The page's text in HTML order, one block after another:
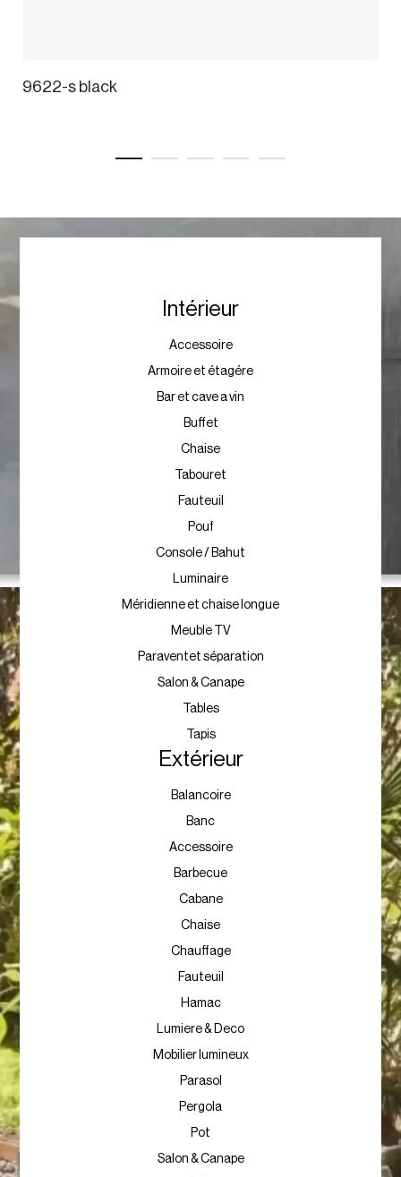
9622-s black
Intérieur
Accessoire
Armoire et étagére
Bar et cave a vin
Buffet
Chaise
Tabouret
Fauteuil
Pouf
Console / Bahut
Luminaire
Méridienne et chaise longue
Meuble TV
Paraventet séparation
Salon & Canape
Tables
Tapis
Extérieur
Balancoire
Banc
Accessoire
Barbecue
Cabane
Chaise
Chauffage
Fauteuil
Hamac
Lumiere & Deco
Mobilier lumineux
Parasol
Pergola
Pot
Salon & Canape